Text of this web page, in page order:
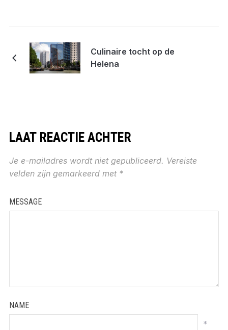
Culinaire tocht op de
Helena
LAAT REACTIE ACHTER
Je e-mailadres wordt niet gepubliceerd. Vereiste
velden zijn gemarkeerd met *
MESSAGE
NAME
*